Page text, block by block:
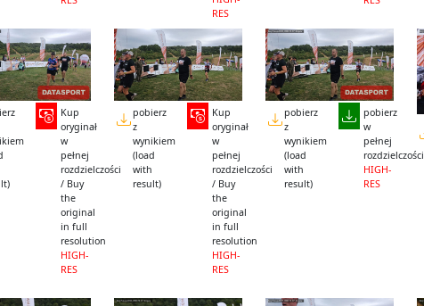
RES
Kup
oryginał
w
pełnej
rozdzielczości
/ Buy
the
original
in full
resolution
HIGH-
RES
pobierz
z
wynikiem
(load
with
result)
Kup
oryginał
w
pełnej
rozdzielczości
/ Buy
the
original
in full
resolution
HIGH-
RES
pobierz
z
wynikiem
(load
with
result)
pobierz
w
pełnej
rozdzielczości
HIGH-
RES